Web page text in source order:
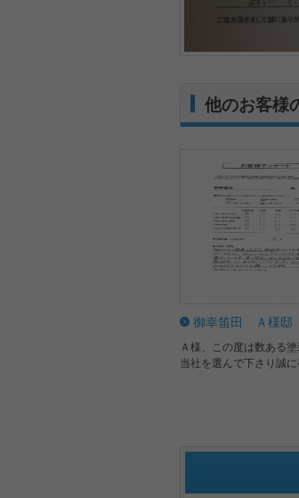
他のお客様
御幸笛田 Ａ様邸
Ａ様、この度は数ある
当社を選んで下さり誠に